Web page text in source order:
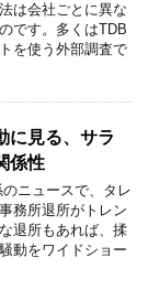
は会社ごとに異な
です。多くはTDB
を使う外部調査で
に見る、サラ
係性
ニュースで、タレ
務所退所がトレン
退所もあれば、揉
動をワイドショー